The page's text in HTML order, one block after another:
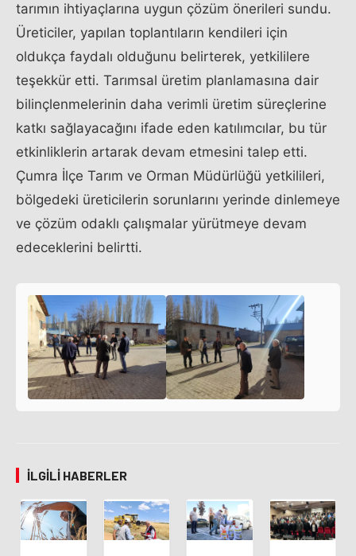
tarımın ihtiyaçlarına uygun çözüm önerileri sundu.
Üreticiler, yapılan toplantıların kendileri için
oldukça faydalı olduğunu belirterek, yetkililere
teşekkür etti. Tarımsal üretim planlamasına dair
bilinçlenmelerinin daha verimli üretim süreçlerine
katkı sağlayacağını ifade eden katılımcılar, bu tür
etkinliklerin artarak devam etmesini talep etti.
Çumra İlçe Tarım ve Orman Müdürlüğü yetkilileri,
bölgedeki üreticilerin sorunlarını yerinde dinlemeye
ve çözüm odaklı çalışmalar yürütmeye devam
edeceklerini belirtti.
İLGILI HABERLER